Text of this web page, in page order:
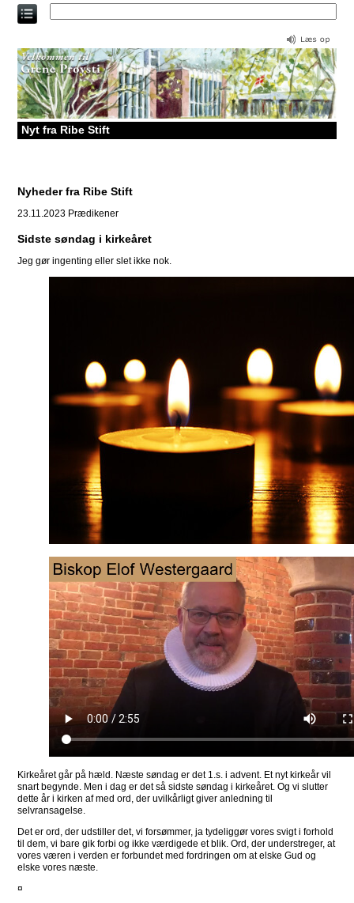
Direkte
til
Nyt fra Ribe Stift
Nyheder fra Ribe Stift
23.11.2023 Prædikener
Sidste søndag i kirkeåret
Jeg gør ingenting eller slet ikke nok.
Kirkeåret går på hæld. Næste søndag er det 1.s. i advent. Et nyt kirkeår vil
snart begynde. Men i dag er det så sidste søndag i kirkeåret. Og vi slutter
dette år i kirken af med ord, der uvilkårligt giver anledning til
selvransagelse.
Det er ord, der udstiller det, vi forsømmer, ja tydeliggør vores svigt i forhold
til dem, vi bare gik forbi og ikke værdigede et blik. Ord, der understreger, at
vores væren i verden er forbundet med fordringen om at elske Gud og
elske vores næste.
¤